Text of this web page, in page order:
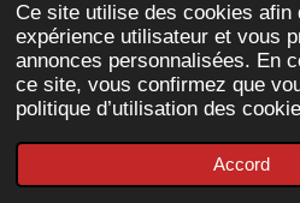
Ce site utilise des cookies afin
expérience utilisateur et vous
annonces personnalisées. En
ce site, vous confirmez que
politique d’utilisation des
Accord